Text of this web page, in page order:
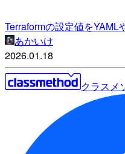
Terraformの設定値をYAML
あかいけ
2026.01.18
クラスメ